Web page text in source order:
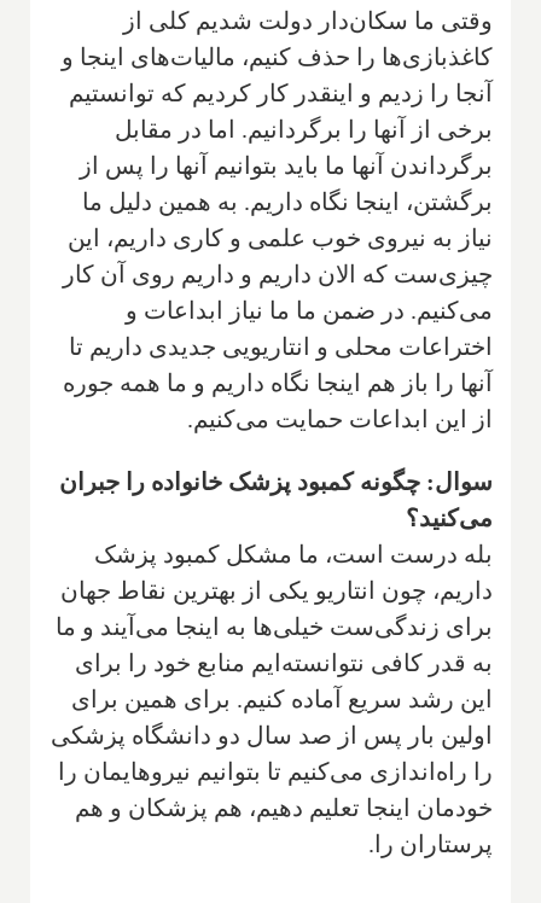
وقتی ما سکان‌دار دولت شدیم کلی از
کاغذبازی‌ها را حذف کنیم، مالیات‌های اینجا و
آنجا را زدیم و اینقدر کار کردیم که توانستیم
برخی از آنها را برگردانیم. اما در مقابل
برگرداندن آنها ما باید بتوانیم آنها را پس از
برگشتن، اینجا نگاه داریم. به همین دلیل ما
نیاز به نیروی خوب علمی و کاری داریم، این
چیزی‌ست که الان داریم و داریم روی آن کار
می‌کنیم. در ضمن ما ما نیاز ابداعات و
اختراعات محلی و انتاریویی جدیدی داریم تا
آنها را باز هم اینجا نگاه داریم و ما همه جوره
از این ابداعات حمایت می‌کنیم.
سوال: چگونه کمبود پزشک خانواده را جبران
می‌کنید؟
بله درست است، ما مشکل کمبود پزشک
داریم، چون انتاریو یکی از بهترین نقاط جهان
برای زندگی‌ست خیلی‌ها به اینجا می‌آیند و ما
به قدر کافی نتوانسته‌ایم منابع خود را برای
این رشد سریع آماده کنیم. برای همین برای
اولین بار پس از صد سال دو دانشگاه پزشکی
را راه‌اندازی می‌کنیم تا بتوانیم نیروهایمان را
خودمان اینجا تعلیم دهیم، هم پزشکان و هم
پرستاران را.